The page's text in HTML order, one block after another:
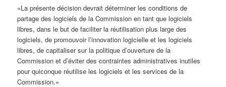
«La présente décision devrait déterminer les conditions de
partage des logiciels de la Commission en tant que logiciels
libres, dans le but de faciliter la réutilisation plus large des
logiciels, de promouvoir l’innovation logicielle et les logiciels
libres, de capitaliser sur la politique d’ouverture de la
Commission et d’éviter des contraintes administratives inutiles
pour quiconque réutilise les logiciels et les services de la
Commission.»